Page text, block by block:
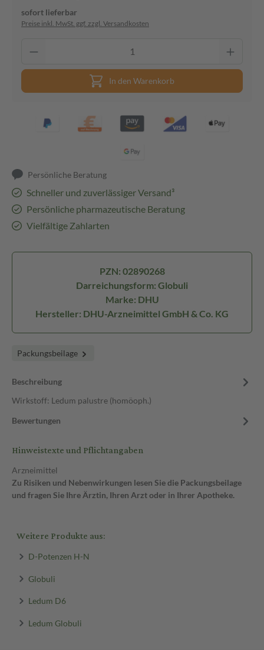
sofort lieferbar
Preise inkl. MwSt. ggf. zzgl. Versandkosten
In den Warenkorb
Persönliche Beratung
Schneller und zuverlässiger Versand³
Persönliche pharmazeutische Beratung
Vielfältige Zahlarten
PZN: 02890268
Darreichungsform: Globuli
Marke: DHU
Hersteller: DHU-Arzneimittel GmbH & Co. KG
Packungsbeilage
Beschreibung
Wirkstoff: Ledum palustre (homöoph.)
Bewertungen
Hinweistexte und Pflichtangaben
Arzneimittel
Zu Risiken und Nebenwirkungen lesen Sie die Packungsbeilage
und fragen Sie Ihre Ärztin, Ihren Arzt oder in Ihrer Apotheke.
Weitere Produkte aus:
D-Potenzen H-N
Globuli
Ledum D6
Ledum Globuli